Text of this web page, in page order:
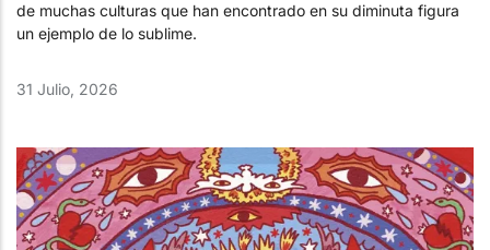
de muchas culturas que han encontrado en su diminuta figura
un ejemplo de lo sublime.
31 Julio, 2026